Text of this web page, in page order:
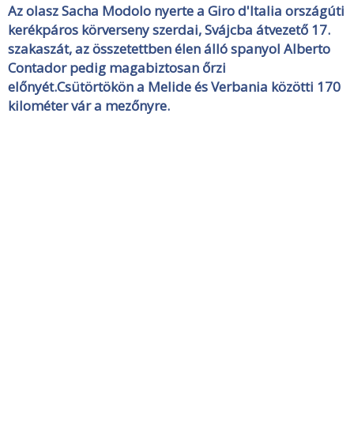
Az olasz Sacha Modolo nyerte a Giro d'Italia országúti
kerékpáros körverseny szerdai, Svájcba átvezető 17.
szakaszát, az összetettben élen álló spanyol Alberto
Contador pedig magabiztosan őrzi
előnyét.Csütörtökön a Melide és Verbania közötti 170
kilométer vár a mezőnyre.